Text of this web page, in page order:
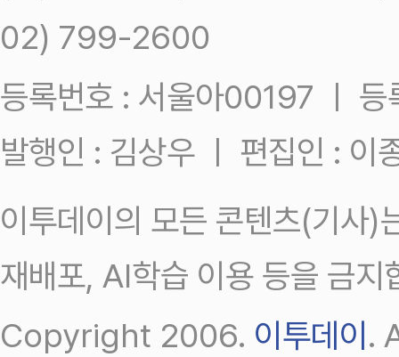
02) 799-2600
등록번호 : 서울아00197 ㅣ
발행인 : 김상우 ㅣ 편집인 : 이
이투데이의 모든 콘텐츠(기사)
재배포, AI학습 이용 등을 금지
Copyright 2006. 이투데이 .